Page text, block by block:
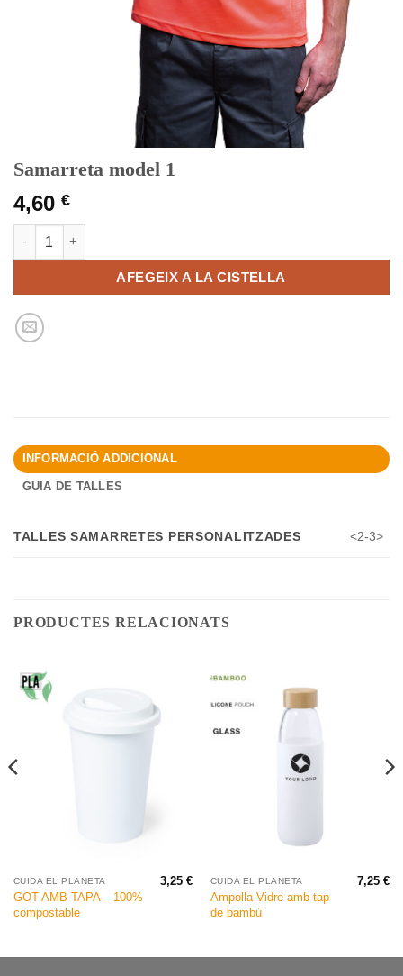
Samarreta model 1
4,60 €
quantitat de Samarreta model 1
AFEGEIX A LA CISTELLA
INFORMACIÓ ADDICIONAL
GUIA DE TALLES
TALLES SAMARRETES PERSONALITZADES <2-3>
PRODUCTES RELACIONATS
CUIDA EL PLANETA
GOT AMB TAPA – 100%
compostable
3,25€ CUIDA EL PLANETA
Ampolla Vidre amb tap
de bambú
7,25€